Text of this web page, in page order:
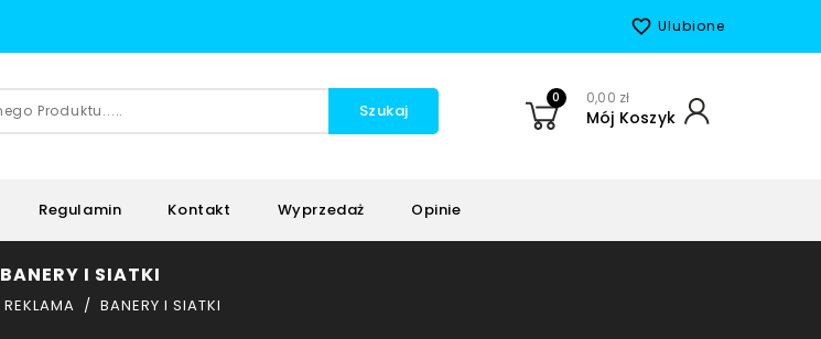
favorite_border Ulubione
Szukaj
0 0,00 zł
Mój Koszyk
Regulamin Kontakt Wyprzedaż Opinie
BANERY I SIATKI
REKLAMA BANERY I SIATKI